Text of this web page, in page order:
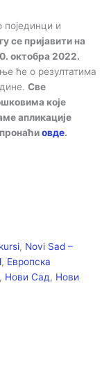
и
се пријавити на
октобра 2022.
ће о резултатима
Све
које
апликације
овде.
, Novi Sad –
, Европска
, Нови Сад , Нови